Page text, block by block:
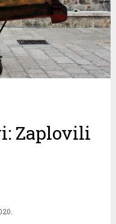
Zaplovili